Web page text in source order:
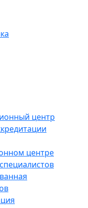
центр
центре